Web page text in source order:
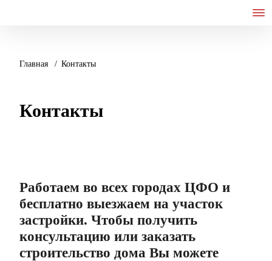
Главная Контакты
Контакты
Работаем во всех городах ЦФО и
бесплатно выезжаем на участок
застройки. Чтобы получить
консультацию или заказать
строительство дома Вы можете